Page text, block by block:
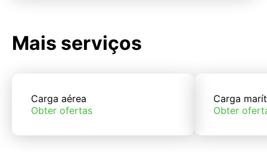
Mais serviços
Carga aérea
Obter ofertas
Carga
Obter